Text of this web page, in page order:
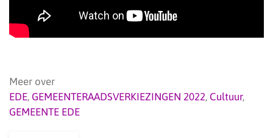
Meer over
EDE, GEMEENTERAADSVERKIEZINGEN 2022, Cultuur,
GEMEENTE EDE